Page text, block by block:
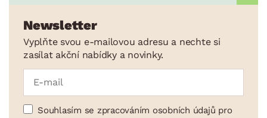
Newsletter
Vyplňte svou e-mailovou adresu a nechte si
zasílat akční nabídky a novinky.
Souhlasím se zpracováním osobních údajů pro